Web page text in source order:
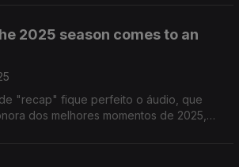
2025 season comes to an
"recap" fique perfeito o áudio, que
dos melhores momentos de 2025,